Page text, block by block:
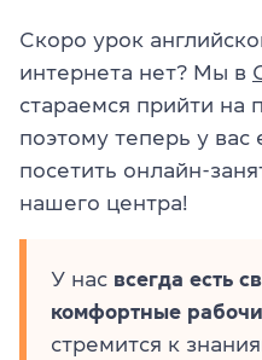
Скоро урок
интернета нет? Мы в
стараемся прийти на
поэтому теперь у вас
посетить онлайн-
нашего центра!
У нас всегда есть
комфортные
стремится к